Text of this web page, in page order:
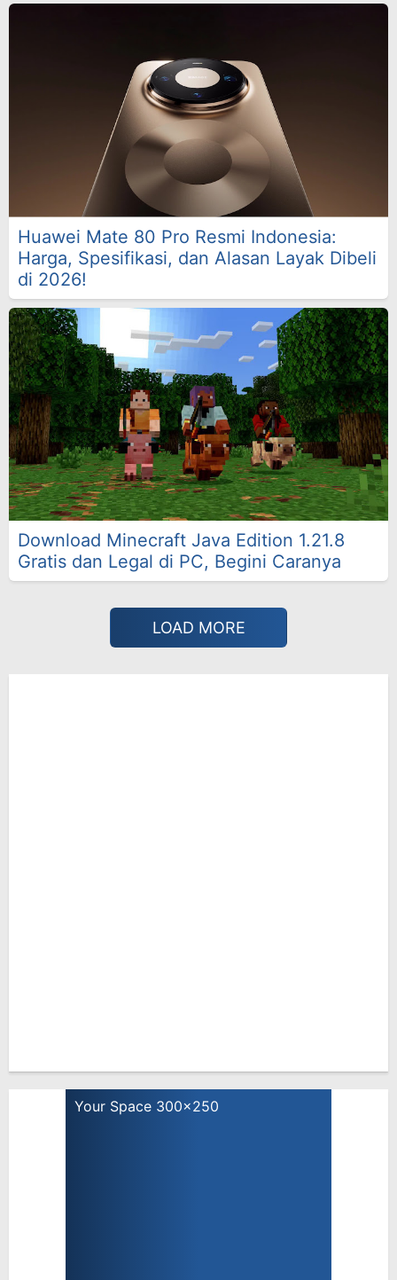
Huawei Mate 80 Pro Resmi Indonesia:
Harga, Spesifikasi, dan Alasan Layak Dibeli
di 2026!
Download Minecraft Java Edition 1.21.8
Gratis dan Legal di PC, Begini Caranya
LOAD MORE